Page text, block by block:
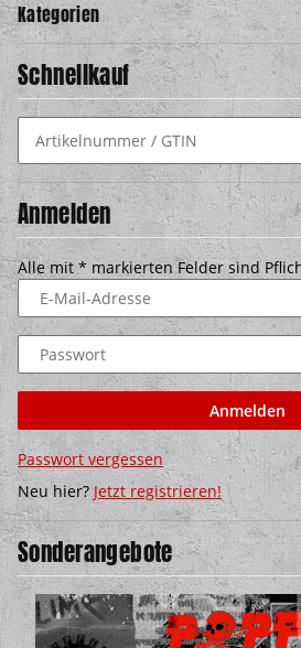
Kategorien
Schnellkauf
Anmelden
Alle mit * markierten Felder sind
E-Mail-Adresse
Passwort
Anmelden
Passwort vergessen
Neu hier? Jetzt registrieren!
Sonderangebote